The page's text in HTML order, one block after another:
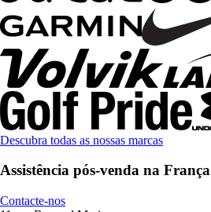
Descubra todas as nossas marcas
Assistência pós-venda na França
Contacte-nos